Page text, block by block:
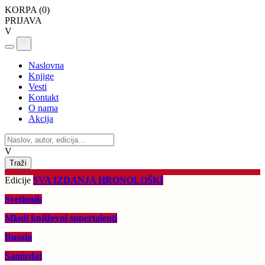
KORPA (0)
PRIJAVA
V
0
Naslovna
Knjige
Vesti
Kontakt
O nama
Akcija
V
Edicije SVA IZDANJA HRONOLOŠKI
Svetionik
Mladi književni supertalenti
Busola
Samizdat